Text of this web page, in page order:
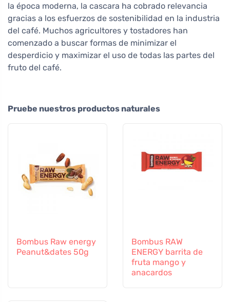
la época moderna, la cascara ha cobrado relevancia
gracias a los esfuerzos de sostenibilidad en la industria
del café. Muchos agricultores y tostadores han
comenzado a buscar formas de minimizar el
desperdicio y maximizar el uso de todas las partes del
fruto del café.
Pruebe nuestros productos naturales
Bombus Raw energy
Peanut&dates 50g
Bombus RAW
ENERGY barrita de
fruta mango y
anacardos